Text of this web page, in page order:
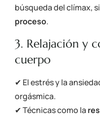
búsqueda del clímax,
proceso.
3. Relajación y
cuerpo
✔ El estrés y la
orgásmica.
✔ Técnicas como la